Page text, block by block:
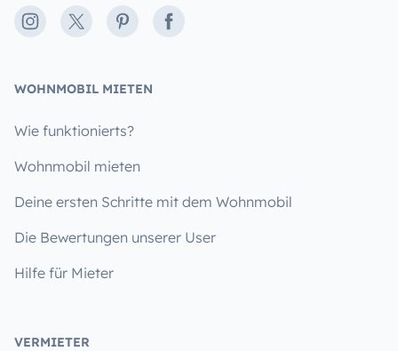
Instagram
X PinterestFacebook
WOHNMOBIL MIETEN
Wie funktionierts?
Wohnmobil mieten
Deine ersten Schritte mit dem Wohnmobil
Die Bewertungen unserer User
Hilfe für Mieter
VERMIETER